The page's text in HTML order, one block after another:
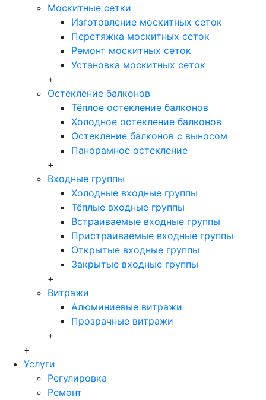
Москитные сетки
Изготовление москитных сеток
Перетяжка москитных сеток
Ремонт москитных сеток
Установка москитных сеток
+
Остекление балконов
Тёплое остекление балконов
Холодное остекление балконов
Остекление балконов с выносом
Панорамное остекление
+
Входные группы
Холодные входные группы
Тёплые входные группы
Встраиваемые входные группы
Пристраиваемые входные группы
Открытые входные группы
Закрытые входные группы
+
Витражи
Алюминиевые витражи
Прозрачные витражи
+
+
Услуги
Регулировка
Ремонт